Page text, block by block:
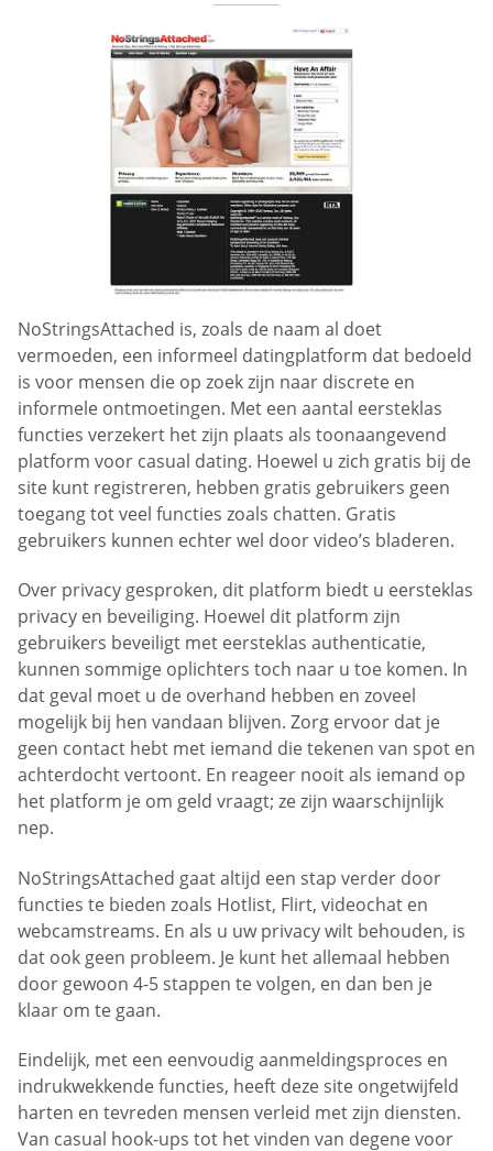
NoStringsAttached is, zoals de naam al doet
vermoeden, een informeel datingplatform dat bedoeld
is voor mensen die op zoek zijn naar discrete en
informele ontmoetingen. Met een aantal eersteklas
functies verzekert het zijn plaats als toonaangevend
platform voor casual dating. Hoewel u zich gratis bij de
site kunt registreren, hebben gratis gebruikers geen
toegang tot veel functies zoals chatten. Gratis
gebruikers kunnen echter wel door video’s bladeren.
Over privacy gesproken, dit platform biedt u eersteklas
privacy en beveiliging. Hoewel dit platform zijn
gebruikers beveiligt met eersteklas authenticatie,
kunnen sommige oplichters toch naar u toe komen. In
dat geval moet u de overhand hebben en zoveel
mogelijk bij hen vandaan blijven. Zorg ervoor dat je
geen contact hebt met iemand die tekenen van spot en
achterdocht vertoont. En reageer nooit als iemand op
het platform je om geld vraagt; ze zijn waarschijnlijk
nep.
NoStringsAttached gaat altijd een stap verder door
functies te bieden zoals Hotlist, Flirt, videochat en
webcamstreams. En als u uw privacy wilt behouden, is
dat ook geen probleem. Je kunt het allemaal hebben
door gewoon 4-5 stappen te volgen, en dan ben je
klaar om te gaan.
Eindelijk, met een eenvoudig aanmeldingsproces en
indrukwekkende functies, heeft deze site ongetwijfeld
harten en tevreden mensen verleid met zijn diensten.
Van casual hook-ups tot het vinden van degene voor